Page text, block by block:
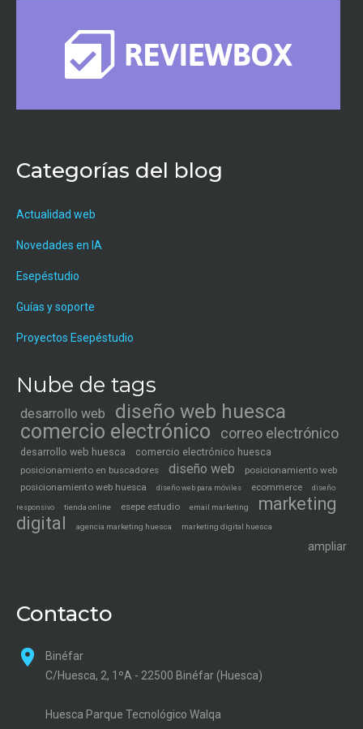
Categorías del blog
Actualidad web
Novedades en IA
Esepéstudio
Guías y soporte
Proyectos Esepéstudio
Nube de tags
desarrollo web
diseño web huesca
comercio electrónico
correo electrónico
desarrollo web huesca comercio electrónico huesca
posicionamiento en buscadores diseño web
posicionamiento web
posicionamiento web huesca
diseño web para móviles ecommerce diseño
responsivo tienda online esepe estudio email marketing
marketing
digital
agencia marketing huesca marketing digital huesca
ampliar
Contacto
Binéfar
C/Huesca, 2, 1ºA - 22500 Binéfar (Huesca)
Huesca Parque Tecnológico Walqa